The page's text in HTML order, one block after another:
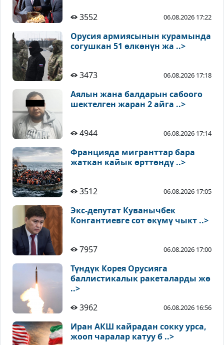
3552 06.08.2026 17:22
Орусия армиясынын курамында
согушкан 51 өлкөнүн жа ..>
3473 06.08.2026 17:18
Аялын жана балдарын сабоого
шектелген жаран 2 айга ..>
4944 06.08.2026 17:14
Францияда мигранттар бара
жаткан кайык өрттөндү ..>
3512 06.08.2026 17:05
Экс-депутат Куванычбек
Конгантиевге сот өкүмү чыкт ..>
7957 06.08.2026 17:00
Түндүк Корея Орусияга
баллистикалык ракеталарды жө
..>
3962
06.08.2026 16:56
Иран АКШ кайрадан сокку урса,
жооп чаралар катуу б ..>